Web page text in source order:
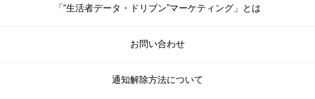
「“生活者データ・ドリブン”マーケティング」とは
お問い合わせ
通知解除方法について